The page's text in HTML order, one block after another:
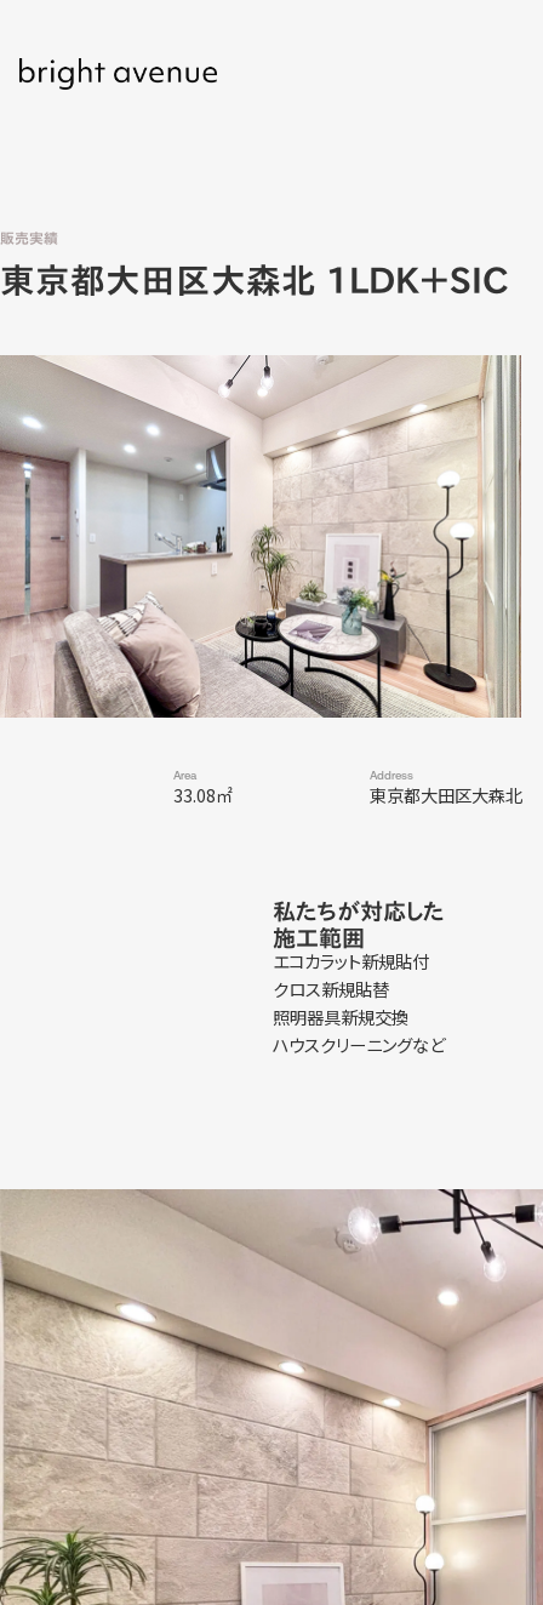
販売実績
東京都大田区大森北 1LDK＋SIC
Area
33.08㎡
Address
東京都大田区大森北
私たちが対応した
施工範囲
エコカラット新規貼付
クロス新規貼替
照明器具新規交換
ハウスクリーニングなど